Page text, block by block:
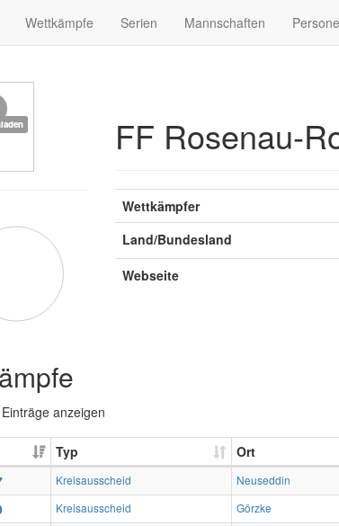
Wettkämpfe Serien Mannschaften
FF Rosenau-
Wettkämpfer
Land/Bundesland
Webseite
Einträge anzeigen
Typ Ort
Kreisausscheid Neuseddin
Kreisausscheid Görzke